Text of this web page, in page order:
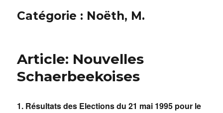
Catégorie : Noëth, M.
Article: Nouvelles
Schaerbeekoises
1. Résultats des Elections du 21 mai 1995 pour le